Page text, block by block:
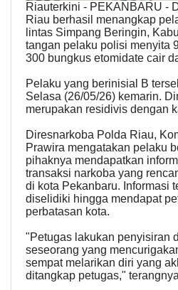
Riauterkini - PEKANBARU -
Riau berhasil menangkap
lintas Simpang Beringin,
tangan pelaku polisi menyita
300 bungkus etomidate cair
Pelaku yang berinisial B
Selasa (26/05/26) kemarin.
merupakan residivis dengan
Diresnarkoba Polda Riau,
Prawira mengatakan pelaku
pihaknya mendapatkan
transaksi narkoba yang
di kota Pekanbaru. Informasi
diselidiki hingga mendapat
perbatasan kota.
"Petugas lakukan penyisiran
seseorang yang
sempat melarikan diri yang
ditangkap petugas,"